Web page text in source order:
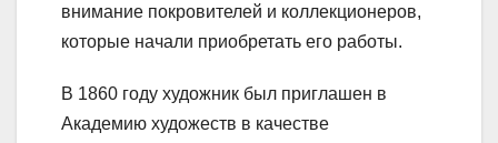
внимание покровителей и коллекционеров,
которые начали приобретать его работы.
В 1860 году художник был приглашен в
Академию художеств в качестве